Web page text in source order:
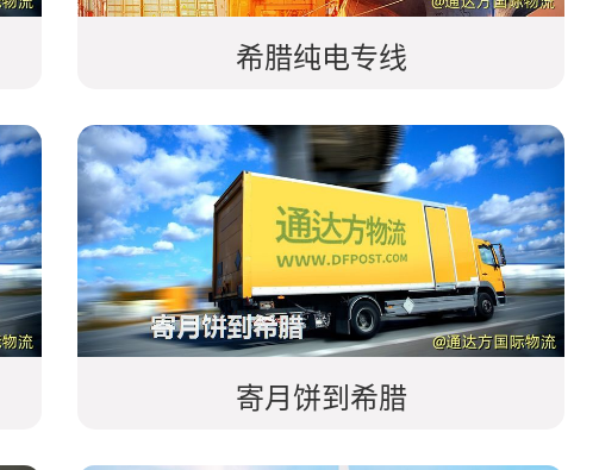
希腊纯电专线
寄月饼到希腊